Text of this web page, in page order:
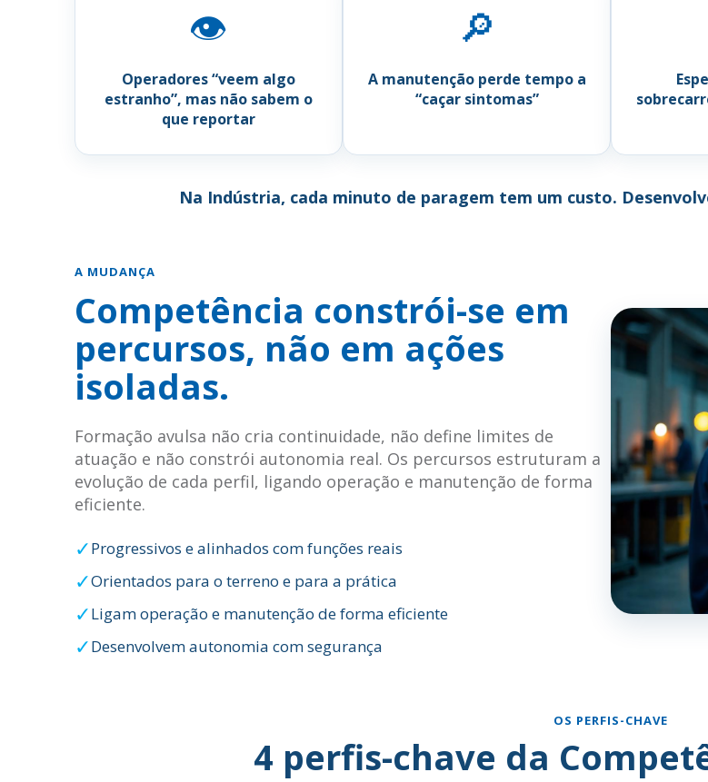
👁
Operadores “veem algo
estranho”, mas não sabem o
que reportar
🔎
A manutenção perde tempo a
“caçar sintomas”
Na Indústria, cada minuto de paragem tem um custo.
A MUDANÇA
Competência constrói-se em
percursos, não em ações
isoladas.
Formação avulsa não cria continuidade, não define limites de
atuação e não constrói autonomia real. Os percursos estruturam a
evolução de cada perfil, ligando operação e manutenção de forma
eficiente.
✓Progressivos e alinhados com funções reais
✓Orientados para o terreno e para a prática
✓Ligam operação e manutenção de forma eficiente
✓Desenvolvem autonomia com segurança
OS PERFIS-CHAVE
4 perfis-chave da